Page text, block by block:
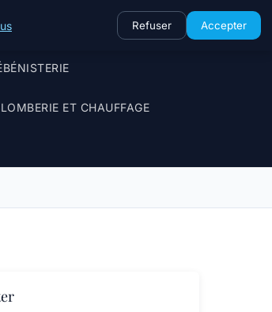
ET CHAUFFAGE
Refuser Accepter